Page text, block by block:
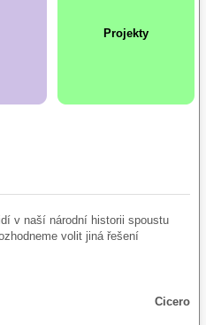
Projekty
v naší národní historii spoustu
volit jiná řešení
Cicero